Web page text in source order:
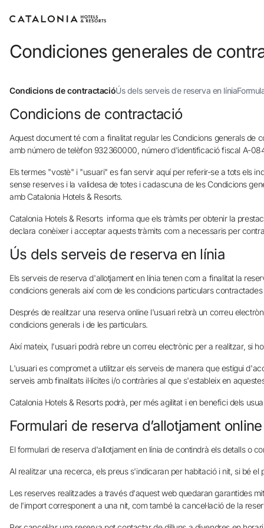
Condiciones generales de
Condicions de contractacióÚs dels serveis de reserva en línia
Condicions de contractació
Aquest document té com a finalitat regular les Condicions generals de
amb número de telèfon 932360000, número d'identificació fiscal A-
Els termes "vostè" i "usuari" es fan servir aquí per referir-se a tots els
sense reserves i la validesa de totes i cadascuna de les Condicions
amb Catalonia Hotels & Resorts.
Catalonia Hotels & Resorts informa que els tràmits per obtenir la
declara conèixer i acceptar aquests tràmits com a necessaris per
Ús dels serveis de reserva en línia
Els serveis de reserva d'allotjament en línia tenen com a finalitat la
condicions generals així com de les condicions particulars
Després de realitzar una reserva online l'usuari rebrà un correu
condicions generals i de les particulars.
Així mateix, l'usuari podrà rebre un correu electrònic per a realitzar, si
L'usuari es compromet a utilitzar els serveis de manera que estigui
serveis amb finalitats il·lícites i/o contràries al que s'estableix en
Catalonia Hotels & Resorts podrà, per més agilitat i en benefici dels
Formulari de reserva d’allotjament online
El formulari de reserva d'allotjament en línia de contindrà els detalls o
Al realitzar una recerca, els preus s'indicaran per habitació i nit, si bé
Les reserves realitzades a través d'aquest web quedaran garantides
de l'import corresponent a una nit, com també la cancel·lació de la